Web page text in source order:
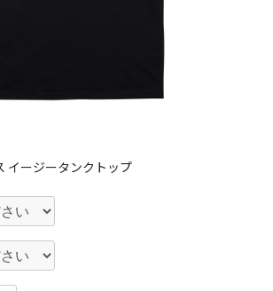
イージータンクトップ